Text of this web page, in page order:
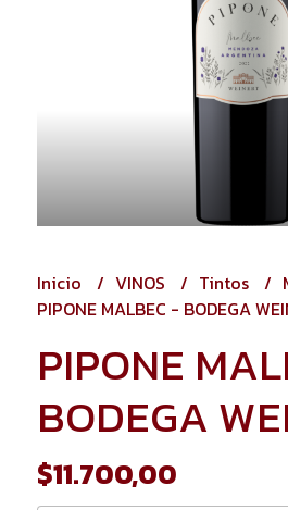
Inicio VINOS Tintos
PIPONE MALBEC - BODEGA
PIPONE
BODEGA
$11.700,00